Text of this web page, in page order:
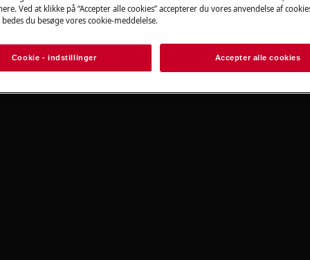
Ved at klikke på “Accepter alle cookies” accepterer du vores anvendelse af
du besøge vores cookie-meddelelse.
Cookie - indstillinger Accepter alle cookies